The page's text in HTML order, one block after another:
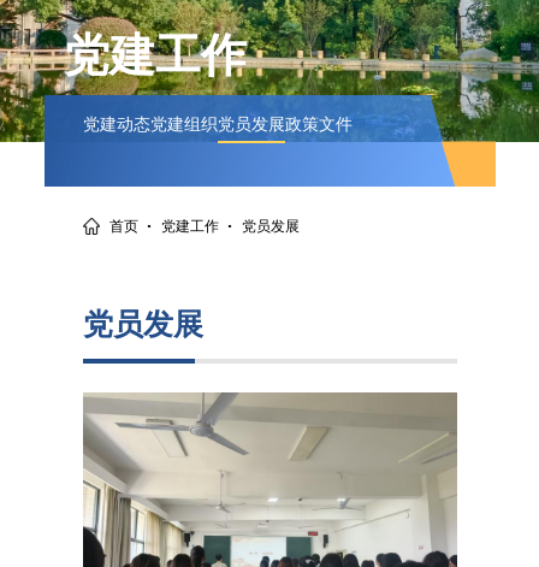
党建工作
首页 · 党建工作 · 党员发展
党建动态党建组织党员发展政策文件
党员发展